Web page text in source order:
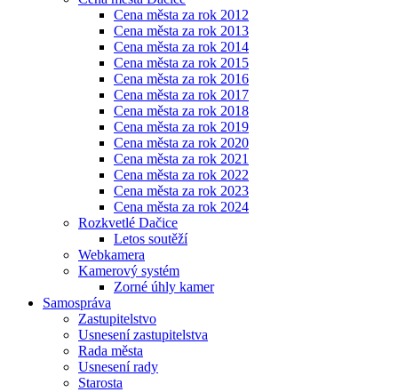
Cena města za rok 2012
Cena města za rok 2013
Cena města za rok 2014
Cena města za rok 2015
Cena města za rok 2016
Cena města za rok 2017
Cena města za rok 2018
Cena města za rok 2019
Cena města za rok 2020
Cena města za rok 2021
Cena města za rok 2022
Cena města za rok 2023
Cena města za rok 2024
Rozkvetlé Dačice
Letos soutěží
Webkamera
Kamerový systém
Zorné úhly kamer
Samospráva
Zastupitelstvo
Usnesení zastupitelstva
Rada města
Usnesení rady
Starosta